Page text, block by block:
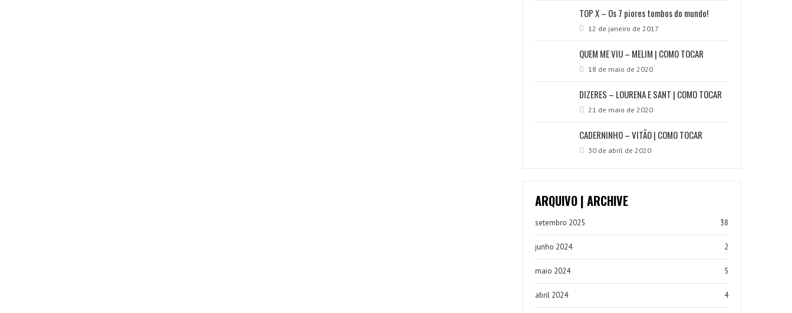
TOP X – Os 7 piores tombos do mundo!
12 de janeiro de 2017
QUEM ME VIU – MELIM | COMO TOCAR
18 de maio de 2020
DIZERES – LOURENA E SANT | COMO TOCAR
21 de maio de 2020
CADERNINHO – VITÃO | COMO TOCAR
30 de abril de 2020
ARQUIVO | ARCHIVE
setembro 2025 38
junho 2024 2
maio 2024 5
abril 2024 4